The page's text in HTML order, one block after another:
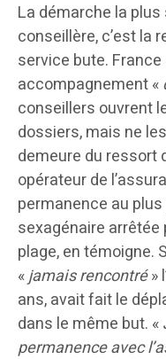
La démarche la plus
conseillère, c’est la
service bute. France
accompagnement «
conseillers ouvrent
dossiers, mais ne
demeure du ressort
opérateur de
permanence au
sexagénaire arrêtée
plage, en témoigne.
«jamais rencontré»
ans, avait fait le
dans le même but. «
permanence avec